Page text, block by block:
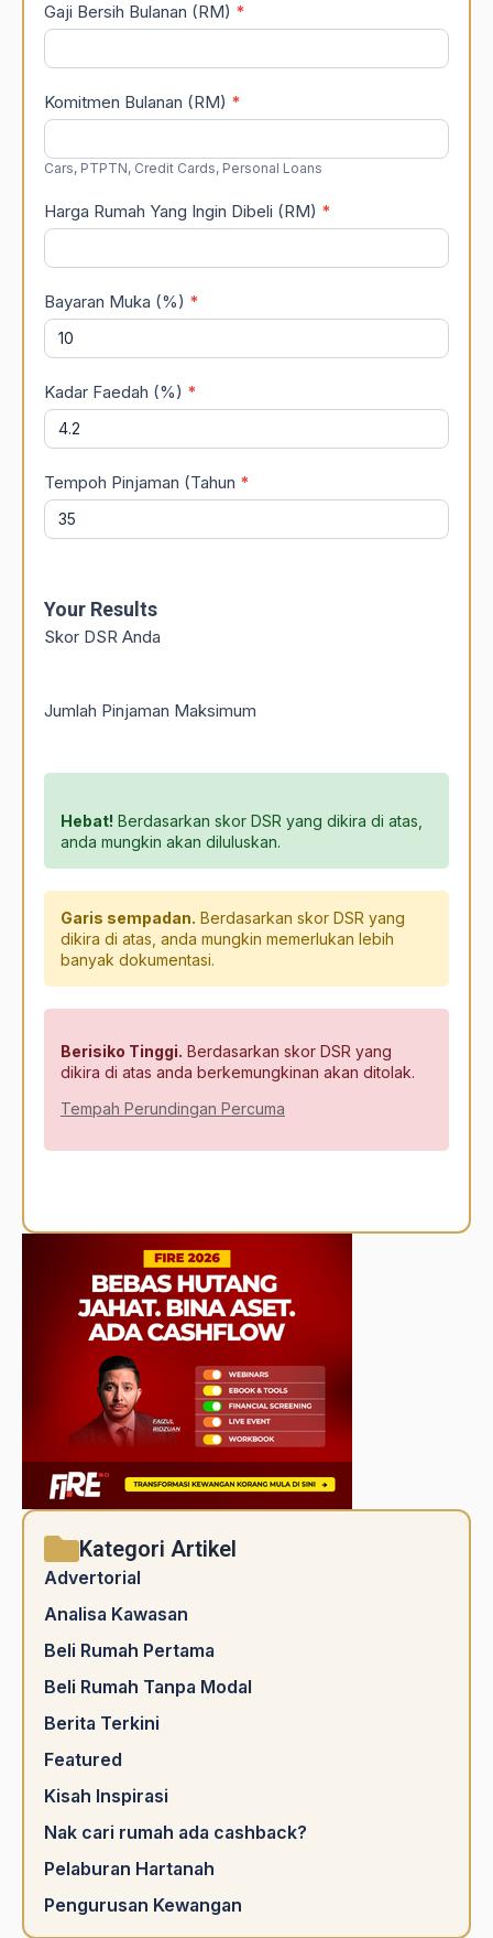
Gaji Bersih Bulanan (RM) *
Komitmen Bulanan (RM) *
Cars, PTPTN, Credit Cards, Personal Loans
Harga Rumah Yang Ingin Dibeli (RM) *
Bayaran Muka (%) *
Kadar Faedah (%) *
Tempoh Pinjaman (Tahun *
Your Results
Skor DSR Anda
Jumlah Pinjaman Maksimum
Hebat! Berdasarkan skor DSR yang dikira di atas,
anda mungkin akan diluluskan.
Garis sempadan. Berdasarkan skor DSR yang
dikira di atas, anda mungkin memerlukan lebih
banyak dokumentasi.
Berisiko Tinggi. Berdasarkan skor DSR yang
dikira di atas anda berkemungkinan akan ditolak.
Tempah Perundingan Percuma
Kategori Artikel
Advertorial
Analisa Kawasan
Beli Rumah Pertama
Beli Rumah Tanpa Modal
Berita Terkini
Featured
Kisah Inspirasi
Nak cari rumah ada cashback?
Pelaburan Hartanah
Pengurusan Kewangan